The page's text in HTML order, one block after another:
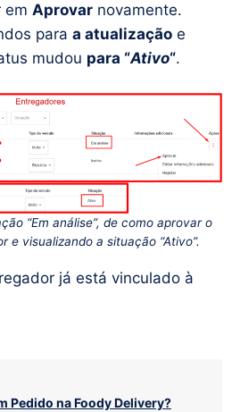
em Aprovarnovamente.
para a atualizaçãoe
mudou para “Ativo“.
“Em análise”, de como aprovar o
e visualizando a situação “Ativo”.
já está vinculado à
Pedido na Foody Delivery?